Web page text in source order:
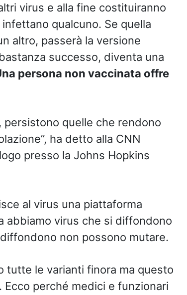
virus e alla fine costituiranno
qualcuno. Se quella
altro, passerà la versione
successo, diventa una
persona non vaccinata offre
persistono quelle che rendono
ha detto alla CNN
presso la Johns Hopkins
al virus una piattaforma
abbiamo virus che si diffondono
non possono mutare.
tutte le varianti finora ma questo
perché medici e funzionari